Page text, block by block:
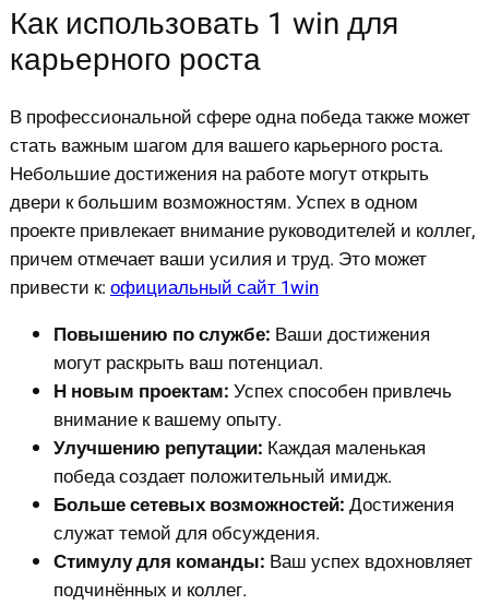
Как использовать 1 win для
карьерного роста
В профессиональной сфере одна победа также может
стать важным шагом для вашего карьерного роста.
Небольшие достижения на работе могут открыть
двери к большим возможностям. Успех в одном
проекте привлекает внимание руководителей и коллег,
причем отмечает ваши усилия и труд. Это может
привести к: официальный сайт 1win
Повышению по службе: Ваши достижения
могут раскрыть ваш потенциал.
Н новым проектам: Успех способен привлечь
внимание к вашему опыту.
Улучшению репутации: Каждая маленькая
победа создает положительный имидж.
Больше сетевых возможностей: Достижения
служат темой для обсуждения.
Стимулу для команды: Ваш успех вдохновляет
подчинённых и коллег.